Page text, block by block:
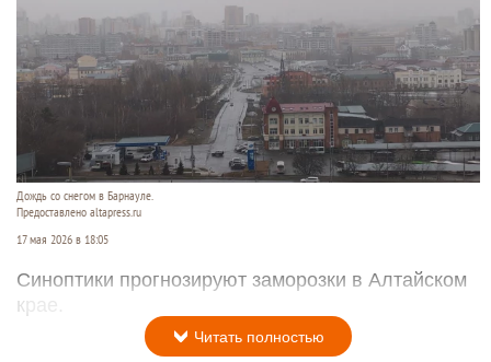
Дождь со снегом в Барнауле.
Предоставлено altapress.ru
17 мая 2026 в 18:05
Синоптики прогнозируют заморозки в Алтайском
крае.
Читать полностью